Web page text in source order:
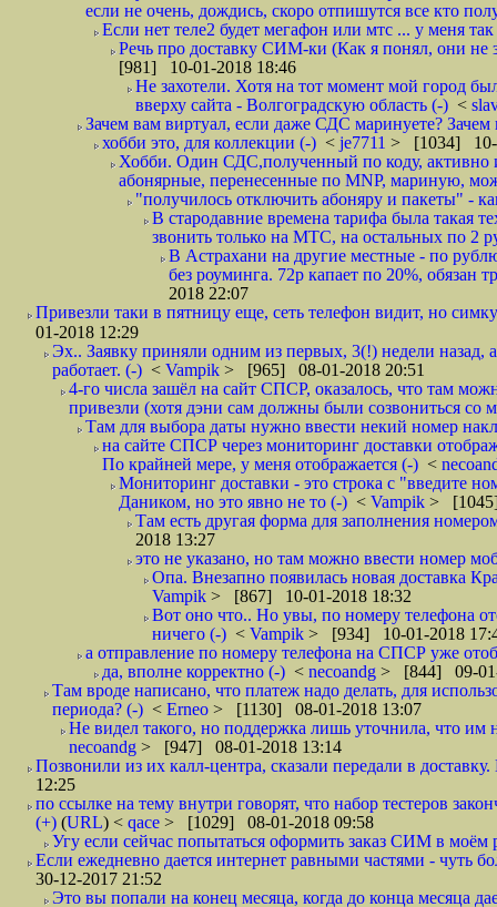
если не очень, дождись, скоро отпишутся все кто
Если нет теле2 будет мегафон или мтс ... у меня
Речь про доставку СИМ-ки (Как я понял, они не
[981] 10-01-2018 18:46
Не захотели. Хотя на тот момент мой город
вверху сайта - Волгоградскую область (-) <
Зачем вам виртуал, если даже СДС маринуете?
хобби это, для коллекции (-) < je7711 > [1034] 10-
Хобби. Один СДС,полученный по коду, активно
абонярные, перенесенные по MNP, мариную,
"получилось отключить абоняру и пакеты" -
В стародавние времена тарифа была такая
звонить только на МТС, на остальных по 2
В Астрахани на другие местные - по
без роуминга. 72р капает по 20%, обязан
2018 22:07
Привезли таки в пятницу еще, сеть телефон видит, но
01-2018 12:29
Эх.. Заявку приняли одним из первых, 3(!) недели назад,
работает. (-) < Vampik > [965] 08-01-2018 20:51
4-го числа зашёл на сайт СПСР, оказалось, что там
привезли (хотя дэни сам должны были созвониться со
Там для выбора даты нужно ввести некий номер
на сайте СПСР через мониторинг доставки
По крайней мере, у меня отображается (-) <
Мониторинг доставки - это строка с "введите
Даником, но это явно не то (-) < Vampik >
Там есть другая форма для заполнения
2018 13:27
это не указано, но там можно ввести номер
Опа. Внезапно появилась новая доставка
Vampik > [867] 10-01-2018 18:32
Вот оно что.. Но увы, по номеру телефона
ничего (-) < Vampik > [934] 10-01-2018
а отправление по номеру телефона на СПСР уже
да, вполне корректно (-) < necoandg > [844] 09-01-
Там вроде написано, что платеж надо делать, для
периода? (-) < Erneo > [1130] 08-01-2018 13:07
Не видел такого, но поддержка лишь уточнила, что
necoandg > [947] 08-01-2018 13:14
Позвонили из их калл-центра, сказали передали в
12:25
по ссылке на тему внутри говорят, что набор тестеров
(+) (URL) < qace > [1029] 08-01-2018 09:58
Угу если сейчас попытаться оформить заказ СИМ в моём
Если ежедневно дается интернет равными частями - чуть
30-12-2017 21:52
Это вы попали на конец месяца, когда до конца месяца